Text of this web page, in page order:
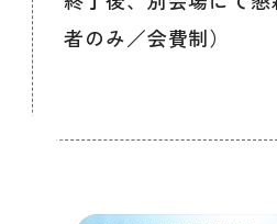
ブランディングのご相談
者のみ／会費制）